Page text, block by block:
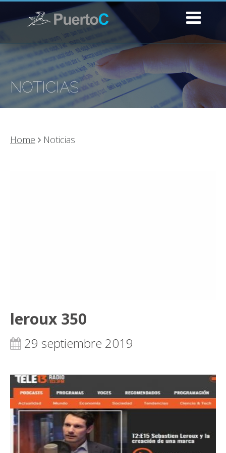
NOTICIAS
Home Noticias
leroux 350
29 septiembre 2019